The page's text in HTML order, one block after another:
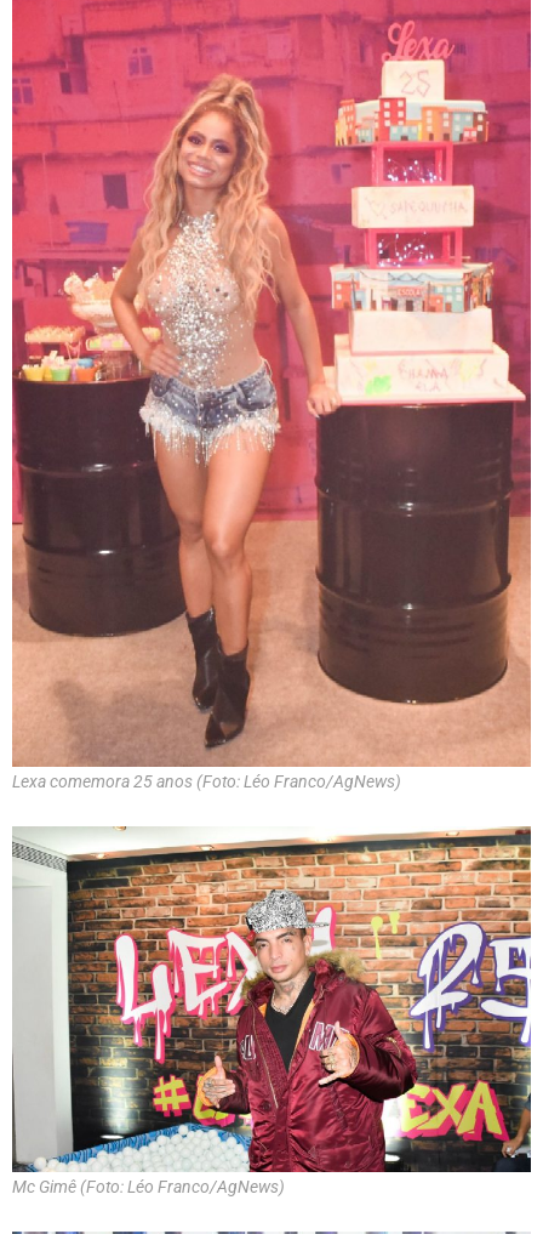
Lexa comemora 25 anos (Foto: Léo Franco/AgNews)
Mc Gimê (Foto: Léo Franco/AgNews)